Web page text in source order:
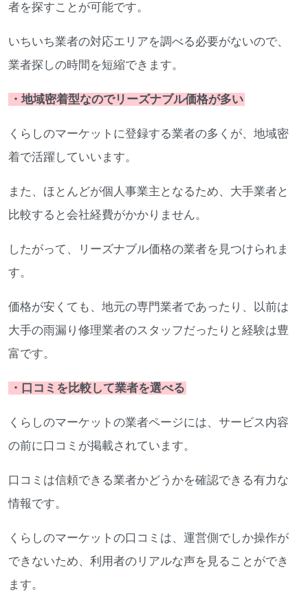
者を探すことが可能です。
いちいち業者の対応エリアを調べる必要がないので、
業者探しの時間を短縮できます。
・地域密着型なのでリーズナブル価格が多い
くらしのマーケットに登録する業者の多くが、地域密
着で活躍していいます。
また、ほとんどが個人事業主となるため、大手業者と
比較すると会社経費がかかりません。
したがって、リーズナブル価格の業者を見つけられま
す。
価格が安くても、地元の専門業者であったり、以前は
大手の雨漏り修理業者のスタッフだったりと経験は豊
富です。
・口コミを比較して業者を選べる
くらしのマーケットの業者ページには、サービス内容
の前に口コミが掲載されています。
口コミは信頼できる業者かどうかを確認できる有力な
情報です。
くらしのマーケットの口コミは、運営側でしか操作が
できないため、利用者のリアルな声を見ることができ
ます。